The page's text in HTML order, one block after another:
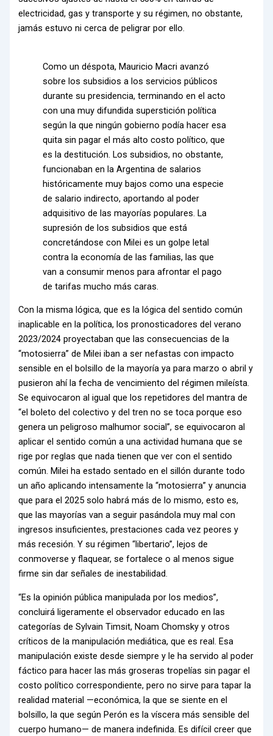
electricidad, gas y transporte y su régimen, no obstante,
jamás estuvo ni cerca de peligrar por ello.
Como un déspota, Mauricio Macri avanzó
sobre los subsidios a los servicios públicos
durante su presidencia, terminando en el acto
con una muy difundida superstición política
según la que ningún gobierno podía hacer esa
quita sin pagar el más alto costo político, que
es la destitución. Los subsidios, no obstante,
funcionaban en la Argentina de salarios
históricamente muy bajos como una especie
de salario indirecto, aportando al poder
adquisitivo de las mayorías populares. La
supresión de los subsidios que está
concretándose con Milei es un golpe letal
contra la economía de las familias, las que
van a consumir menos para afrontar el pago
de tarifas mucho más caras.
Con la misma lógica, que es la lógica del sentido común
inaplicable en la política, los pronosticadores del verano
2023/2024 proyectaban que las consecuencias de la
“motosierra” de Milei iban a ser nefastas con impacto
sensible en el bolsillo de la mayoría ya para marzo o abril y
pusieron ahí la fecha de vencimiento del régimen mileísta.
Se equivocaron al igual que los repetidores del mantra de
“el boleto del colectivo y del tren no se toca porque eso
genera un peligroso malhumor social”, se equivocaron al
aplicar el sentido común a una actividad humana que se
rige por reglas que nada tienen que ver con el sentido
común. Milei ha estado sentado en el sillón durante todo
un año aplicando intensamente la “motosierra” y anuncia
que para el 2025 solo habrá más de lo mismo, esto es,
que las mayorías van a seguir pasándola muy mal con
ingresos insuficientes, prestaciones cada vez peores y
más recesión. Y su régimen “libertario”, lejos de
conmoverse y flaquear, se fortalece o al menos sigue
firme sin dar señales de inestabilidad.
“Es la opinión pública manipulada por los medios”,
concluirá ligeramente el observador educado en las
categorías de Sylvain Timsit, Noam Chomsky y otros
críticos de la manipulación mediática, que es real. Esa
manipulación existe desde siempre y le ha servido al poder
fáctico para hacer las más groseras tropelías sin pagar el
costo político correspondiente, pero no sirve para tapar la
realidad material —económica, la que se siente en el
bolsillo, la que según Perón es la víscera más sensible del
cuerpo humano— de manera indefinida. Es difícil creer que